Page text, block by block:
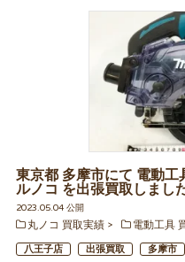
東京都 多摩市にて 電動
ルノコ を出張買取しまし
2023.05.04 公開
丸ノコ 買取実績
電動工具
八王子店 出張買取 多摩市